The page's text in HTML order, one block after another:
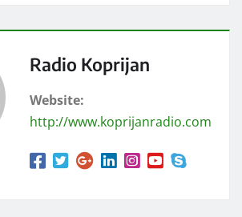
Radio Koprijan
Website:
http://www.koprijanradio.com